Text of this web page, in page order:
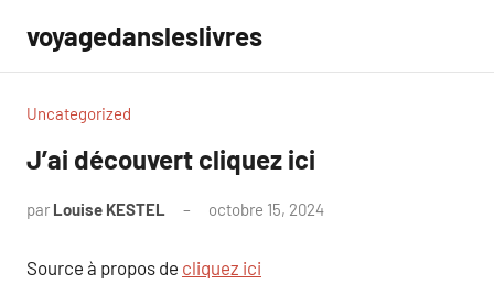
contenu
voyagedansleslivres
Uncategorized
J’ai découvert cliquez ici
par Louise KESTEL octobre 15, 2024
Source à propos de cliquez ici